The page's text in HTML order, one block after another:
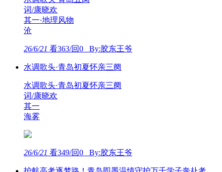
词/康晓欢
其一·地理风物
沧
26/6/21 看363/回0 By:胶东王爷
水调歌头·青岛初夏怀亲三阕
水调歌头·青岛初夏怀亲三阕
词/康晓欢
其一
海雾
26/6/21 看349/回0 By:胶东王爷